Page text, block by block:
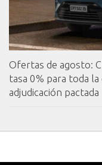
Ofertas de agosto:
tasa 0% para toda
adjudicación pactada